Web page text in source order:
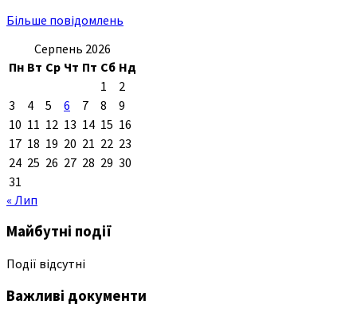
Більше повідомлень
Серпень 2026
Пн Вт Ср Чт Пт Сб Нд
1
2
3
4 5 6 7 8
9
10 11 12 13 14 15 16
17 18 19 20 21 22 23
24 25 26 27 28 29 30
31
« Лип
Майбутні події
Події відсутні
Важливі документи